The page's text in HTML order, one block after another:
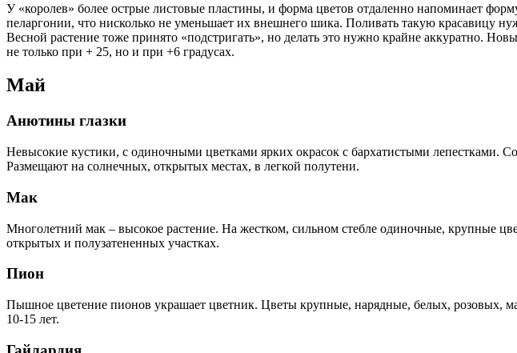
У «королев» более острые листовые пластины, и форма цветов отдаленно напоминает
пеларгонии, что нисколько не уменьшает их внешнего шика. Поливать такую красавицу
Весной растение тоже принято «подстригать», но делать это нужно крайне аккуратно.
не только при + 25, но и при +6 градусах.
Май
Анютины глазки
Невысокие кустики, с одиночными цветками ярких окрасок с бархатистыми лепестками.
Размещают на солнечных, открытых местах, в легкой полутени.
Мак
Многолетний мак – высокое растение. На жестком, сильном стебле одиночные, крупные
открытых и полузатененных участках.
Пион
Пышное цветение пионов украшает цветник. Цветы крупные, нарядные, белых, розовых,
10-15 лет.